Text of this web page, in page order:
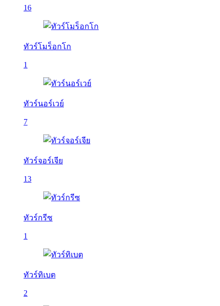
16
ทัวร์โมร็อกโก
1
ทัวร์นอร์เวย์
7
ทัวร์จอร์เจีย
13
ทัวร์กรีซ
1
ทัวร์ทิเบต
2